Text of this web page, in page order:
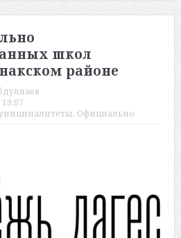
школ
районе
, Официально